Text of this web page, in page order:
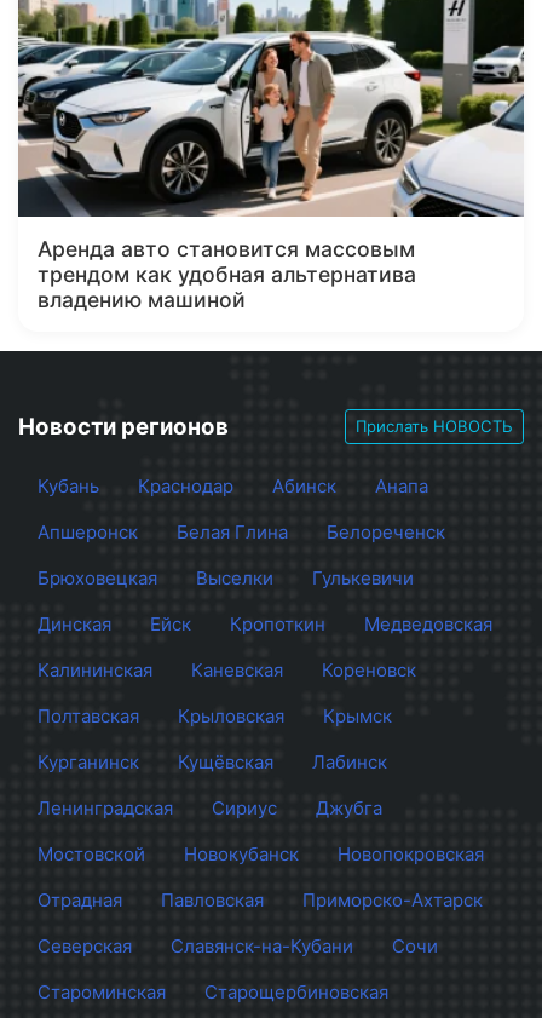
Аренда авто становится массовым
трендом как удобная альтернатива
владению машиной
Новости регионов Прислать НОВОСТЬ
Кубань Краснодар Абинск
Анапа
Апшеронск
Белая Глина
Белореченск
Брюховецкая
Выселки
Гулькевичи
Динская
Ейск Кропоткин
Медведовская
Калининская
Каневская
Кореновск
Полтавская
Крыловская
Крымск
Курганинск
Кущёвская
Лабинск
Ленинградская
Сириус
Джубга
Мостовской
Новокубанск
Новопокровская
Отрадная
Павловская
Приморско-Ахтарск
Северская
Славянск-на-Кубани
Сочи
Староминская
Старощербиновская